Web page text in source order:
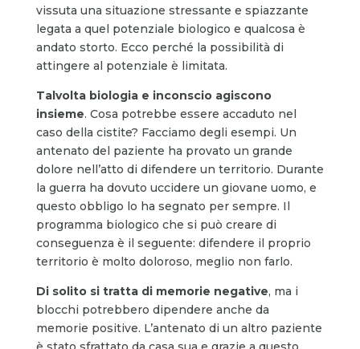
vissuta una situazione stressante e spiazzante
legata a quel potenziale biologico e qualcosa è
andato storto. Ecco perché la possibilità di
attingere al potenziale è limitata.
Talvolta biologia e inconscio agiscono
insieme. Cosa potrebbe essere accaduto nel
caso della cistite? Facciamo degli esempi. Un
antenato del paziente ha provato un grande
dolore nell’atto di difendere un territorio. Durante
la guerra ha dovuto uccidere un giovane uomo, e
questo obbligo lo ha segnato per sempre. Il
programma biologico che si può creare di
conseguenza è il seguente: difendere il proprio
territorio è molto doloroso, meglio non farlo.
Di solito si tratta di memorie negative, ma i
blocchi potrebbero dipendere anche da
memorie positive. L’antenato di un altro paziente